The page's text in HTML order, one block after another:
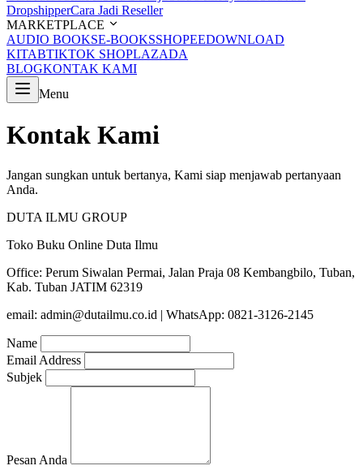
DropshipperCara Jadi Reseller
MARKETPLACE
AUDIO BOOKSE-BOOKSSHOPEEDOWNLOAD
KITABTIKTOK SHOPLAZADA
BLOGKONTAK KAMI
Menu
Kontak Kami
Jangan sungkan untuk bertanya, Kami siap menjawab pertanyaan
Anda.
DUTA ILMU GROUP
Toko Buku Online Duta Ilmu
Office: Perum Siwalan Permai, Jalan Praja 08 Kembangbilo, Tuban,
Kab. Tuban JATIM 62319
email: admin@dutailmu.co.id | WhatsApp: 0821-3126-2145
Name
Email Address
Subjek
Pesan Anda